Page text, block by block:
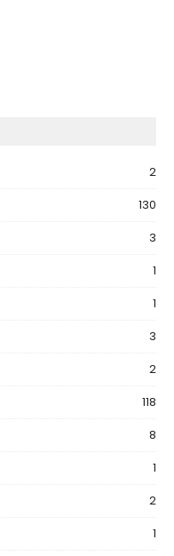
2
130
3
1
1
3
2
118
8
1
2
1